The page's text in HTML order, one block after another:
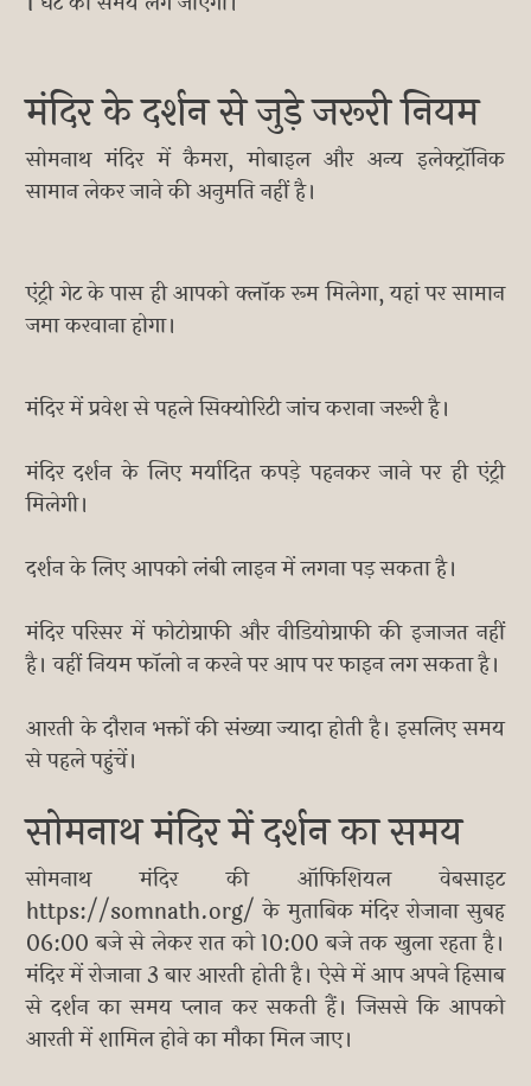
मंदिर के दर्शन से जुड़े जरूरी नियम
सोमनाथ मंदिर में कैमरा, मोबाइल और अन्य इलेक्ट्रॉनिक
सामान लेकर जाने की अनुमति नहीं है।
एंट्री गेट के पास ही आपको क्लॉक रूम मिलेगा, यहां पर सामान
जमा करवाना होगा।
मंदिर में प्रवेश से पहले सिक्योरिटी जांच कराना जरूरी है।
मंदिर दर्शन के लिए मर्यादित कपड़े पहनकर जाने पर ही एंट्री
मिलेगी।
दर्शन के लिए आपको लंबी लाइन में लगना पड़ सकता है।
मंदिर परिसर में फोटोग्राफी और वीडियोग्राफी की इजाजत नहीं
है। वहीं नियम फॉलो न करने पर आप पर फाइन लग सकता है।
आरती के दौरान भक्तों की संख्या ज्यादा होती है। इसलिए समय
से पहले पहुंचें।
सोमनाथ मंदिर में दर्शन का समय
सोमनाथ मंदिर की ऑफिशियल वेबसाइट
https://somnath.org/ के मुताबिक मंदिर रोजाना सुबह
06:00 बजे से लेकर रात को 10:00 बजे तक खुला रहता है।
मंदिर में रोजाना 3 बार आरती होती है। ऐसे में आप अपने हिसाब
से दर्शन का समय प्लान कर सकती हैं। जिससे कि आपको
आरती में शामिल होने का मौका मिल जाए।